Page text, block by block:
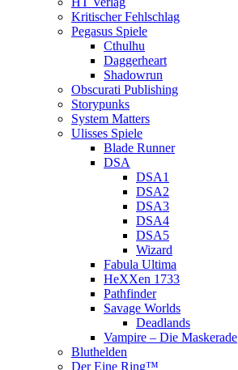
Kritischer Fehlschlag
Pegasus Spiele
Cthulhu
Daggerheart
Shadowrun
Obscurati Publishing
Storypunks
System Matters
Ulisses Spiele
Blade Runner
DSA
DSA1
DSA2
DSA3
DSA4
DSA5
Wizard
Fabula Ultima
HeXXen 1733
Pathfinder
Savage Worlds
Deadlands
Vampire – Die Maskerade
Bluthelden
Der Eine Ring™